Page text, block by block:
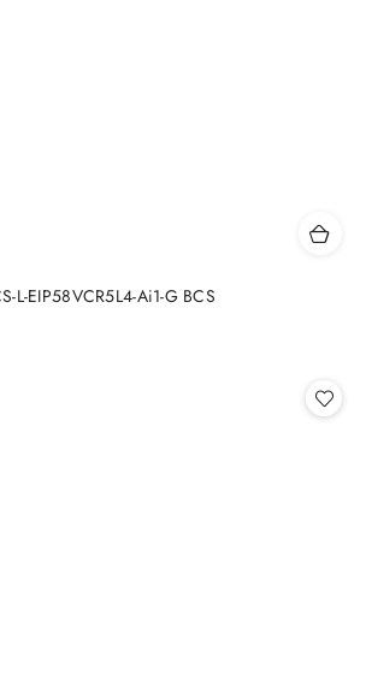
L-EIP58VCR5L4-Ai1-G BCS